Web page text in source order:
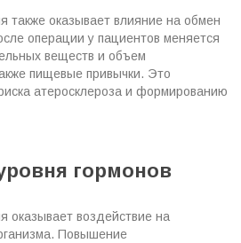
также оказывает влияние на обмен
операции у пациентов меняется
веществ и объем
пищевые привычки. Это
атеросклероза и формированию
гормонов
оказывает воздействие на
Повышение